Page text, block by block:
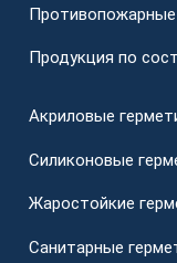
Противопожарные
Продукция по
Акриловые
Силиконовые
Жаростойкие
Санитарные